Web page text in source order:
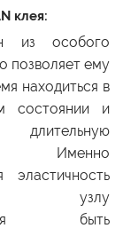
клея:
из особого
позволяет ему
находиться в
состоянии и
Именно
эластичность
узлу
быть